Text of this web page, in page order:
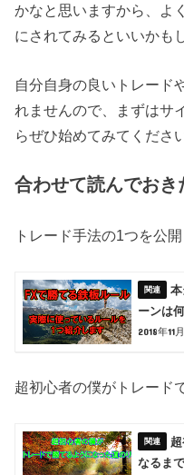
かなと思いますから、よ
にされてみるといいかも
自分自身の良いトレード
れませんので、まずはサ
らぜひ始めてみてくださ
合わせて読んでおき
トレード手法の1つを公開
ーンは
2018年11
超初心者の僕がトレード
なるま